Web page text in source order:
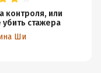
контроля, или
убить стажера
Ши